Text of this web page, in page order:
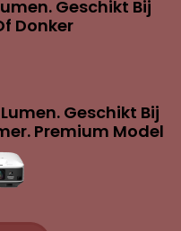
Geschikt Bij
Donker
Geschikt Bij
Premium Model